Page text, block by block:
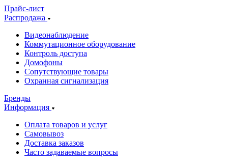
Прайс-лист
Распродажа
Видеонаблюдение
Коммутационное оборудование
Контроль доступа
Домофоны
Сопутствующие товары
Охранная сигнализация
Бренды
Информация
Оплата товаров и услуг
Самовывоз
Доставка заказов
Часто задаваемые вопросы